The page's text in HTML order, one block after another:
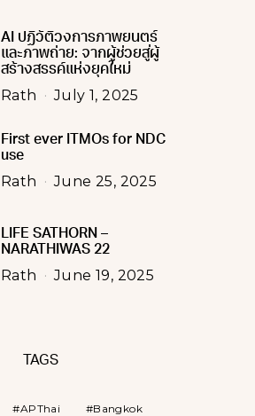
AI ปฏิวัติวงการภาพยนตร์
และภาพถ่าย: จากผู้ช่วยสู่ผู้
สร้างสรรค์แห่งยุคใหม่
Rath July 1, 2025
First ever ITMOs for NDC
use
Rath June 25, 2025
LIFE SATHORN –
NARATHIWAS 22
Rath June 19, 2025
TAGS
APThai
Bangkok